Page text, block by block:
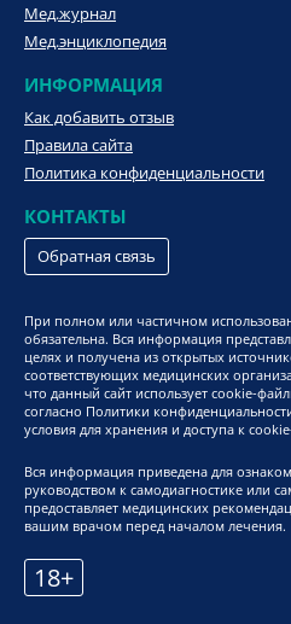
Мед.журнал
Мед.энциклопедия
ИНФОРМАЦИЯ
Как добавить отзыв
Правила сайта
Политика конфиденциальности
КОНТАКТЫ
Обратная связь
При полном или частичном
обязательна. Вся информация
целях и получена из открытых
соответствующих медицинских
что данный сайт использует cookie-
согласно Политики
условия для хранения и доступа к
Вся информация приведена для
руководством к самодиагностике или
предоставляет медицинских
вашим врачом перед началом лечения.
18+